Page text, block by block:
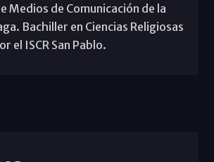
Medios de Comunicación de la
Bachiller en Ciencias Religiosas
el ISCR San Pablo.